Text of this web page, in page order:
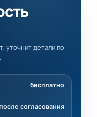
уточнит детали по
бесплатно
согласования